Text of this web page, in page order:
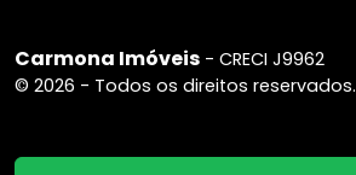
Carmona Imóveis - CRECI J9962
© 2026 - Todos os direitos reservados.